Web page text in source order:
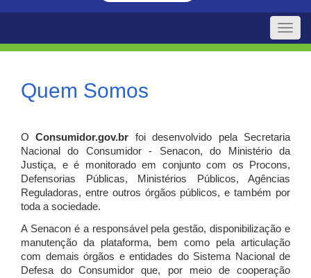
Toggle
Quem Somos
OConsumidor.gov.br
foi desenvolvido pela Secretaria
Nacional do Consumidor - Senacon, do Ministério da
Justiça, e é monitorado em conjunto com os Procons,
Defensorias Públicas, Ministérios Públicos, Agências
Reguladoras, entre outros órgãos públicos, e também por
toda a sociedade.
A Senacon é a responsável pela gestão, disponibilização e
manutenção da plataforma, bem como pela articulação
com demais órgãos e entidades do Sistema Nacional de
Defesa do Consumidor que, por meio de cooperação